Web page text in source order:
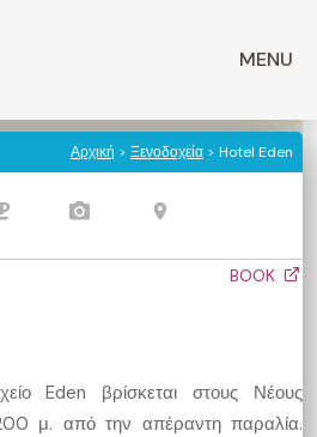
MENU
Αρχική > Ξενοδοχεία > Hotel Eden
BOOK
Eden βρίσκεται στους Νέους
μ. από την απέραντη παραλία.